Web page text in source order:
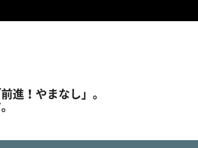
進！やまなし」。